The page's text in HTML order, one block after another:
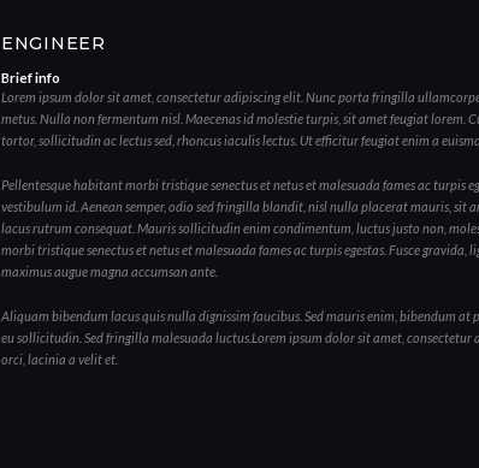
ENGINEER
Brief info
Lorem ipsum dolor sit amet, consectetur adipiscing elit. Nunc porta fringilla
metus. Nulla non fermentum nisl. Maecenas id molestie turpis, sit amet feugiat lorem.
tortor, sollicitudin ac lectus sed, rhoncus iaculis lectus. Ut efficitur feugiat enim a
Pellentesque habitant morbi tristique senectus et netus et malesuada fames ac turpis
vestibulum id. Aenean semper, odio sed fringilla blandit, nisl nulla placerat mauris,
lacus rutrum consequat. Mauris sollicitudin enim condimentum, luctus justo non,
morbi tristique senectus et netus et malesuada fames ac turpis egestas. Fusce
maximus augue magna accumsan ante.
Aliquam bibendum lacus quis nulla dignissim faucibus. Sed mauris enim, bibendum
eu sollicitudin. Sed fringilla malesuada luctus.Lorem ipsum dolor sit amet,
orci, lacinia a velit et.